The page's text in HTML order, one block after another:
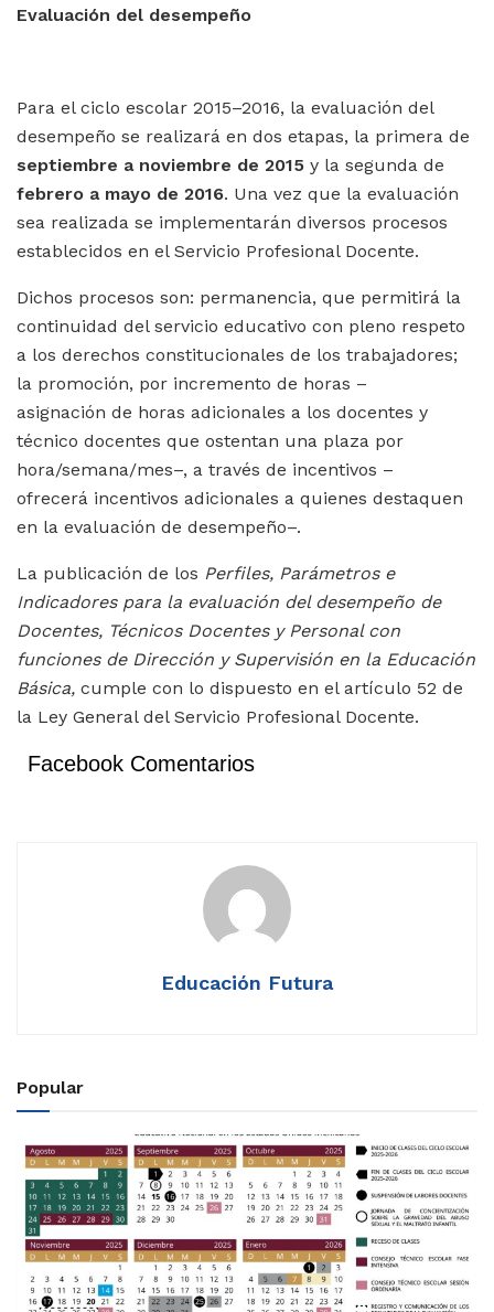
Evaluación del desempeño
Para el ciclo escolar 2015–2016, la evaluación del
desempeño se realizará en dos etapas, la primera de
septiembre a noviembre de 2015 y la segunda de
febrero a mayo de 2016. Una vez que la evaluación
sea realizada se implementarán diversos procesos
establecidos en el Servicio Profesional Docente.
Dichos procesos son: permanencia‎, que permitirá la
continuidad del servicio educativo con pleno respeto
a los derechos constitucionales de los trabajadores;
la promoción, por incremento de horas –
asignación de horas adicionales a los docentes y
técnico docentes que ostentan una plaza por
hora/semana/mes–, a través de incentivos –
ofrecerá incentivos adicionales a quienes destaquen
en la evaluación de desempeño–.
La publicación de los Perfiles, Parámetros e
Indicadores para la evaluación del desempeño de
Docentes, Técnicos Docentes y Personal con
funciones de Dirección y Supervisión en la Educación
Básica, cumple con lo dispuesto en el artículo 52 de
la Ley General del Servicio Profesional Docente.
Facebook Comentarios
Educación Futura
Popular